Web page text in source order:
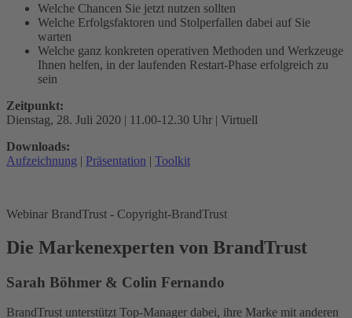
Welche Chancen Sie jetzt nutzen sollten
Welche Erfolgsfaktoren und Stolperfallen dabei auf Sie
warten
Welche ganz konkreten operativen Methoden und Werkzeuge
Ihnen helfen, in der laufenden Restart-Phase erfolgreich zu
sein
Zeitpunkt:
Dienstag, 28. Juli 2020 | 11.00-12.30 Uhr | Virtuell
Downloads:
Aufzeichnung | Präsentation | Toolkit
Webinar BrandTrust - Copyright-BrandTrust
Die Markenexperten von BrandTrust
Sarah Böhmer & Colin Fernando
BrandTrust unterstützt Top-Manager dabei, ihre Marke mit anderen